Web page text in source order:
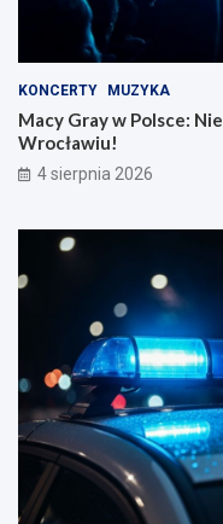
KONCERTY MUZYKA
Macy Gray w Polsce:
Wrocławiu!
4 sierpnia 2026